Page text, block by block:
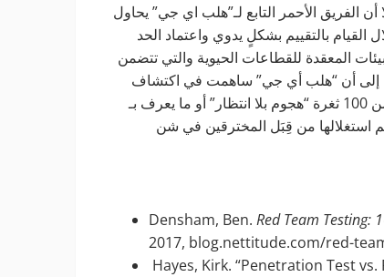
الفريق الأحمر التابع لـ”هلب اي جي” يحاول
القيام بالتقييم بشكلٍ يدوي واعتماد الحد
المعقدة للقطاعات الحيوية والتي تتضمن
إلى أن “هلب أي جي” ساهمت في اكتشاف
وتسجيل أكثر من 100 ثغرة “هجوم بلا انتظار” أو ما يعرف بـ”Zero Day vulnerabilities”، وهي ثغرات أمنية لم يتم
استغلالها من قِبَل المخترقين في شن
Densham, Ben. Red Team Testing:
2017, blog.nettitude.com/red-
Hayes, Kirk. “Penetration Test